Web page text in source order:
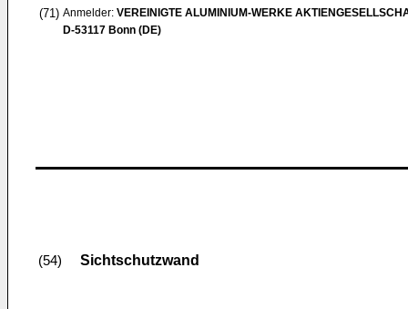
(71) Anmelder: VEREINIGTE ALUMINIUM-WERKE
D-53117 Bonn (DE)
(54) Sichtschutzwand